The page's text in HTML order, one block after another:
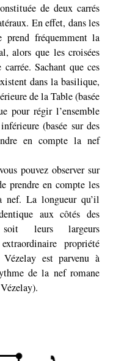
de deux carrés
En effet, dans les
prend fréquemment la
alors que les croisées
Sachant que ces
dans la basilique,
de la Table (basée
pour régir l’ensemble
(basée sur des
en compte la nef
pouvez observer sur
prendre en compte les
nef. La longueur qu’il
aux côtés des
leurs largeurs
propriété
Vézelay est parvenu à
de la nef romane